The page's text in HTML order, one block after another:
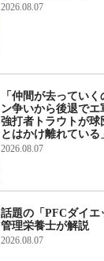
2026.08.07
「仲間が去ってい
ン争いから後退で
強打者トラウトが
とはかけ離れている
2026.08.07
話題の「PFCダイエ
管理栄養士が解説
2026.08.07